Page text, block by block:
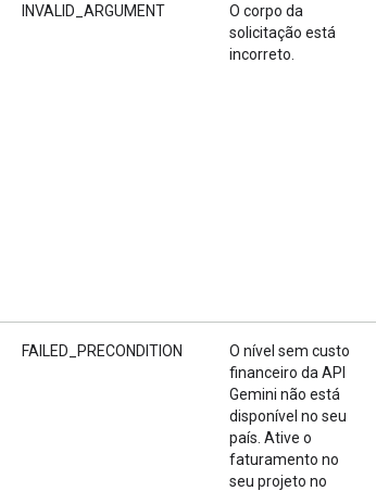
INVALID_ARGUMENT
O corpo da
solicitação está
incorreto.
FAILED_PRECONDITION
O nível sem custo
financeiro da API
Gemini não está
disponível no seu
país. Ative o
faturamento no
seu projeto no